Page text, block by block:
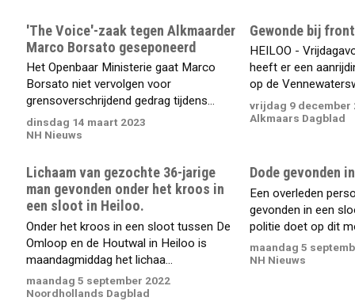
'The Voice'-zaak tegen Alkmaarder
Marco Borsato geseponeerd
Het Openbaar Ministerie gaat Marco
Borsato niet vervolgen voor
grensoverschrijdend gedrag tijdens...
dinsdag 14 maart 2023
NH Nieuws
Gewonde bij
HEILOO -
heeft er een
op de
vrijdag 9 december
Alkmaars Dagblad
Lichaam van gezochte 36-jarige
man gevonden onder het kroos in
een sloot in Heiloo.
Onder het kroos in een sloot tussen De
Omloop en de Houtwal in Heiloo is
maandagmiddag het lichaa...
maandag 5 september 2022
Noordhollands Dagblad
Dode gevonden
Een overleden
gevonden in een
politie doet op dit
maandag 5
NH Nieuws